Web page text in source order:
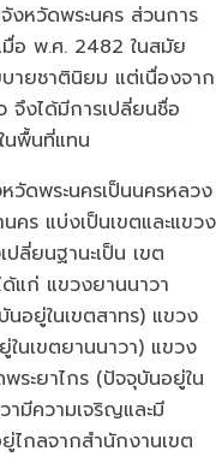
งหวัดพระนคร ส่วนการ
มื่อ พ.ศ. 2482 ในสมัย
ายชาตินิยม แต่เนื่องจาก
จึงได้มีการเปลี่ยนชื่อ
นพื้นที่แทน
วัดพระนครเป็นนครหลวง
คร แบ่งเป็นเขตและแขวง
ลี่ยนฐานะเป็น เขต
แก่ แขวงยานนาวา
อยู่ในเขตสาทร) แขวง
นเขตยานนาวา) แขวง
ระยาไกร (ปัจจุบันอยู่ใน
มีความเจริญและมี
ไกลจากสำนักงานเขต